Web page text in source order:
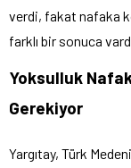
verdi, fakat nafaka
farklı bir sonuca
Yoksulluk
Gerekiyor
Yargıtay, Türk